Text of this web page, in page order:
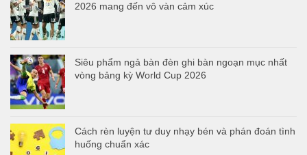
2026 mang đến vô vàn cảm xúc
Siêu phẩm ngả bàn đèn ghi bàn ngoạn mục nhất
vòng bảng kỳ World Cup 2026
Cách rèn luyện tư duy nhạy bén và phán đoán tình
huống chuẩn xác